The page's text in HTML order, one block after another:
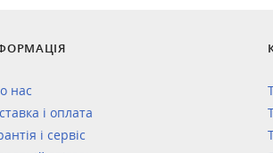
нас
і оплата
і сервіс